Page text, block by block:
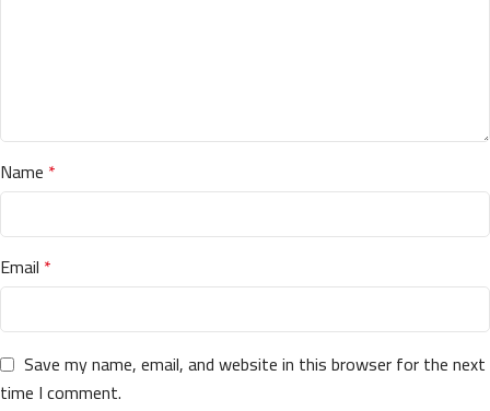
Name *
Email *
Save my name, email, and website in this browser for the next
time I comment.